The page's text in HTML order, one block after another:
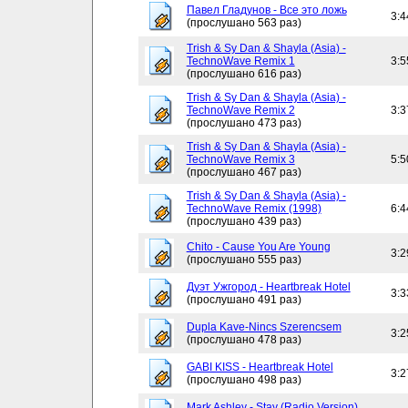
Павел Гладунов - Все это ложь
(прослушано 563 раз)
Trish & Sy Dan & Shayla (Asia) -
TechnoWave Remix 1
(прослушано 616 раз)
Trish & Sy Dan & Shayla (Asia) -
TechnoWave Remix 2
(прослушано 473 раз)
Trish & Sy Dan & Shayla (Asia) -
TechnoWave Remix 3
(прослушано 467 раз)
Trish & Sy Dan & Shayla (Asia) -
TechnoWave Remix (1998)
(прослушано 439 раз)
Chito - Cause You Are Young
(прослушано 555 раз)
Дуэт Ужгород - Heartbreak Hotel
(прослушано 491 раз)
Dupla Kave-Nincs Szerencsem
(прослушано 478 раз)
GABI KISS - Heartbreak Hotel
(прослушано 498 раз)